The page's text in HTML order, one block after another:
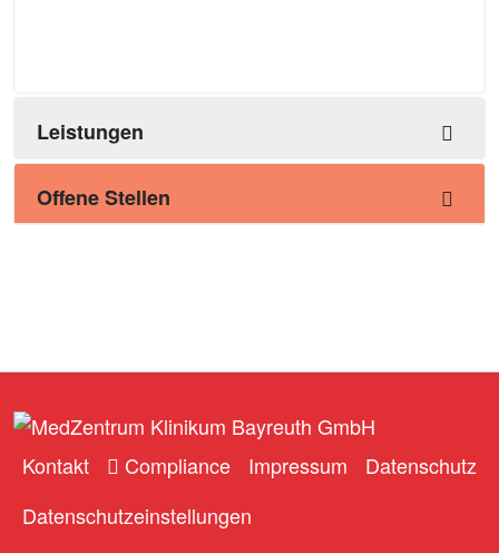
Leistungen
Offene Stellen
Kontakt Compliance Impressum
Datenschutz
Datenschutzeinstellungen